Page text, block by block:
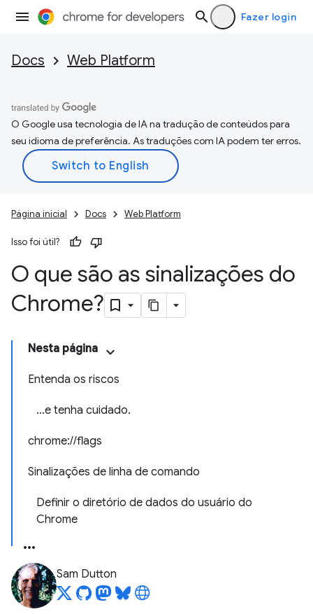
Fazer login
Docs Web Platform
O Google usa tecnologia de IA na tradução de conteúdos para
seu idioma de preferência. As traduções com IA podem ter erros.
Página inicial Docs Web Platform
Isso foi útil?
O que são as sinalizações do
Chrome?
Nesta página
Entenda os riscos
...e tenha cuidado.
chrome://flags
Sinalizações de linha de comando
Definir o diretório de dados do usuário do
Chrome
Sam Dutton